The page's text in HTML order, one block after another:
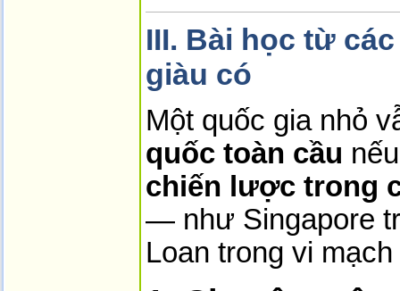
III. Bài học từ
giàu có
Một quốc gia nhỏ
quốc toàn cầu
chiến lược trong
— như Singapore
Loan trong vi